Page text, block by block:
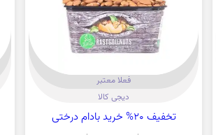
فعلا معتبر
دیجی کالا
تخفیف 20% خرید بادام درختی